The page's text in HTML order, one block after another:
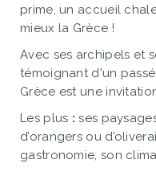
prime, un accueil
mieux la Grèce !
Avec ses archipels et
témoignant d'un
Grèce est une
Les plus : ses
d’orangers ou
gastronomie, son